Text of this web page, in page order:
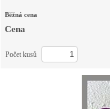
Běžná cena
Cena
Počet kusů